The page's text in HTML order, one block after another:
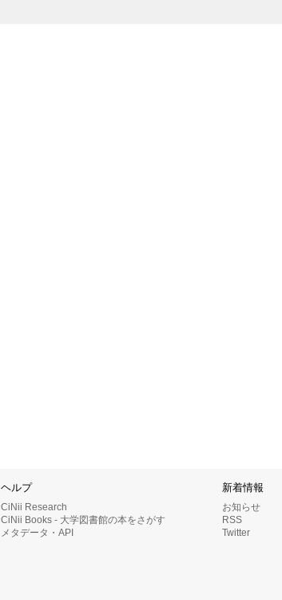
ヘルプ
CiNii Research
CiNii Books - 大学図書館の本をさがす
メタデータ・API
新着情報
お知らせ
RSS
Twitter